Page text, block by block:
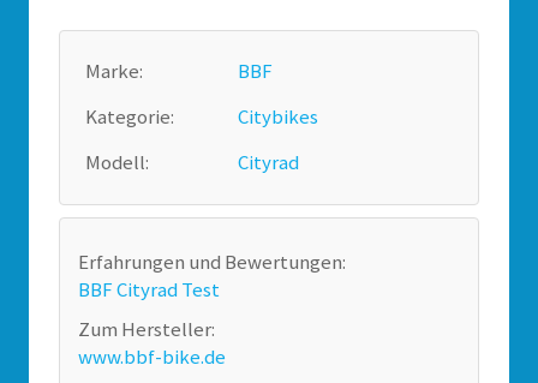
Marke:
BBF
Kategorie:
Citybikes
Modell:
Cityrad
Erfahrungen und Bewertungen:
BBF Cityrad Test
Zum Hersteller:
www.bbf-bike.de